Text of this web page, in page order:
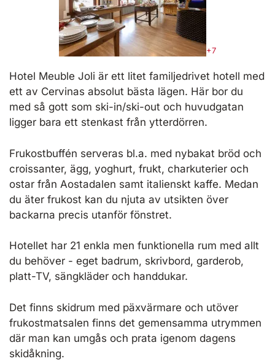
+7
Hotel Meuble Joli är ett litet familjedrivet hotell med
ett av Cervinas absolut bästa lägen. Här bor du
med så gott som ski-in/ski-out och huvudgatan
ligger bara ett stenkast från ytterdörren.
Frukostbuffén serveras bl.a. med nybakat bröd och
croissanter, ägg, yoghurt, frukt, charkuterier och
ostar från Aostadalen samt italienskt kaffe. Medan
du äter frukost kan du njuta av utsikten över
backarna precis utanför fönstret.
Hotellet har 21 enkla men funktionella rum med allt
du behöver - eget badrum, skrivbord, garderob,
platt-TV, sängkläder och handdukar.
Det finns skidrum med päxvärmare och utöver
frukostmatsalen finns det gemensamma utrymmen
där man kan umgås och prata igenom dagens
skidåkning.